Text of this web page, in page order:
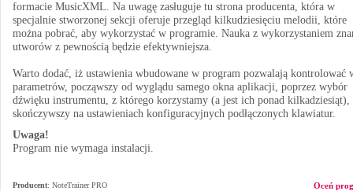
formacie MusicXML. Na uwagę zasługuje tu strona producenta, która w
specjalnie stworzonej sekcji oferuje przegląd kilkudziesięciu melodii, które
można pobrać, aby wykorzystać w programie. Nauka z wykorzystaniem
utworów z pewnością będzie efektywniejsza.
Warto dodać, iż ustawienia wbudowane w program pozwalają kontrolować
parametrów, począwszy od wyglądu samego okna aplikacji, poprzez wybór
dźwięku instrumentu, z którego korzystamy (a jest ich ponad kilkadziesiąt),
skończywszy na ustawieniach konfiguracyjnych podłączonych klawiatur.
Uwaga!
Program nie wymaga instalacji.
Producent: NoteTrainer PRO
Oceń